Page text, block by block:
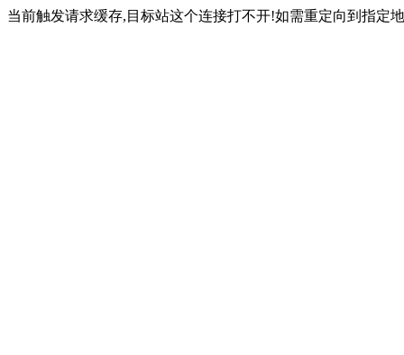
当前触发请求缓存,目标站这个连接打不开!如需重定向到指定